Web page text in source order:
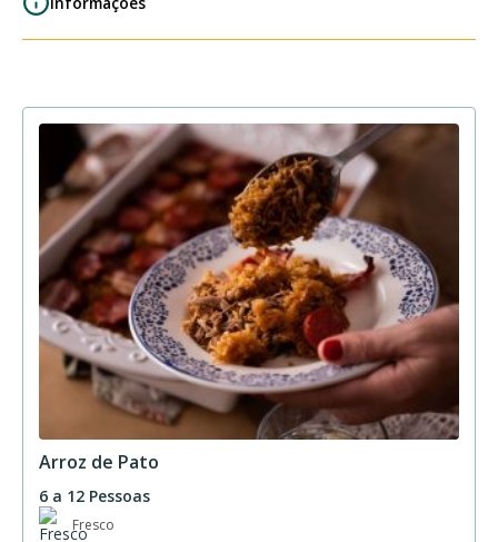
Arroz de Pato
6 a 12 Pessoas
Fresco